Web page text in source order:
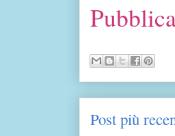
Post più